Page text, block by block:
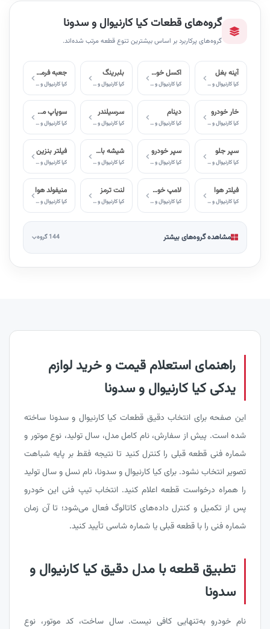
گروه‌های قطعات کیا کارنیوال و سدونا
گروه‌های پرکاربرد بر اساس بیشترین تنوع قطعه مرتب شده‌اند.
آینه بغل
کیا کارنیوال و سدونا
اکسل خودرو
کیا کارنیوال و سدونا
بلبرینگ
کیا کارنیوال و سدونا
جعبه فرمان
کیا کارنیوال و سدونا
خار خودرو
کیا کارنیوال و سدونا
دینام
کیا کارنیوال و سدونا
سرسیلندر
کیا کارنیوال و سدونا
سوپاپ موتور
کیا کارنیوال و سدونا
سپر جلو
کیا کارنیوال و سدونا
سپر خودرو
کیا کارنیوال و سدونا
شیشه بالابر
کیا کارنیوال و سدونا
فیلتر بنزین
کیا کارنیوال و سدونا
فیلتر هوا
کیا کارنیوال و سدونا
لامپ خودرو
کیا کارنیوال و سدونا
لنت ترمز
کیا کارنیوال و سدونا
منیفولد هوا
کیا کارنیوال و سدونا
مشاهده گروه‌های بیشتر
راهنمای استعلام قیمت و خرید لوازم
یدکی کیا کارنیوال و سدونا
این صفحه برای انتخاب دقیق قطعات کیا کارنیوال و سدونا ساخته
شده است. پیش از سفارش، نام کامل مدل، سال تولید، نوع موتور و
شماره فنی قطعه قبلی را کنترل کنید تا نتیجه فقط بر پایه شباهت
تصویر انتخاب نشود. برای کیا کارنیوال و سدونا، نام نسل و سال تولید
را همراه درخواست قطعه اعلام کنید. انتخاب تیپ فنی این خودرو
پس از تکمیل و کنترل داده‌های کاتالوگ فعال می‌شود؛ تا آن زمان
شماره فنی را با قطعه قبلی یا شماره شاسی تأیید کنید.
تطبیق قطعه با مدل دقیق کیا کارنیوال و
سدونا
نام خودرو به‌تنهایی کافی نیست. سال ساخت، کد موتور، نوع